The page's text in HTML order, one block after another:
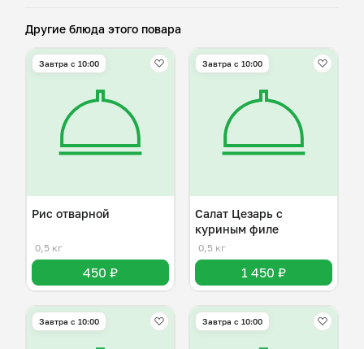
Другие блюда этого повара
Завтра c 10:00
Рис отварной
0,5 кг
450 ₽
Завтра c 10:00
Салат Цезарь с
куриным филе
0,5 кг
1 450 ₽
Завтра c 10:00 Завтра c 10:00